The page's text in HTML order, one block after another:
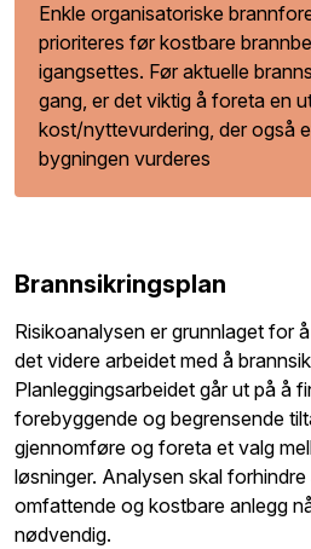
Enkle organisatoriske
prioriteres før kostbare
igangsettes. Før aktuelle
gang, er det viktig å foreta en
kost/nyttevurdering, der også
bygningen vurderes
Brannsikringsplan
Risikoanalysen er grunnlaget for
det videre arbeidet med å
Planleggingsarbeidet går ut på å
forebyggende og begrensende
gjennomføre og foreta et valg
løsninger. Analysen skal
omfattende og kostbare anlegg
nødvendig.